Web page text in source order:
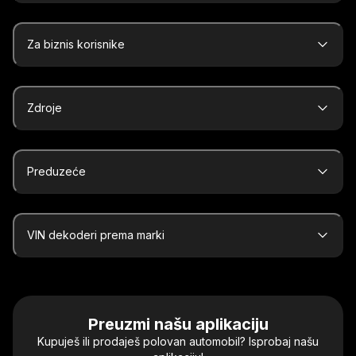
Za biznis korisnike
Zdroje
Preduzeće
VIN dekoderi prema marki
Preuzmi našu aplikaciju
Kupuješ ili prodaješ polovan automobil? Isprobaj našu